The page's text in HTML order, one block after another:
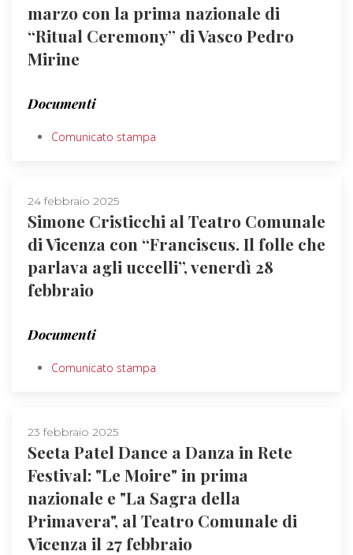
marzo con la prima nazionale di
“Ritual Ceremony” di Vasco Pedro
Mirine
Documenti
Comunicato stampa
24 febbraio 2025
Simone Cristicchi al Teatro Comunale
di Vicenza con “Franciscus. Il folle che
parlava agli uccelli”, venerdì 28
febbraio
Documenti
Comunicato stampa
23 febbraio 2025
Seeta Patel Dance a Danza in Rete
Festival: "Le Moire" in prima
nazionale e "La Sagra della
Primavera", al Teatro Comunale di
Vicenza il 27 febbraio